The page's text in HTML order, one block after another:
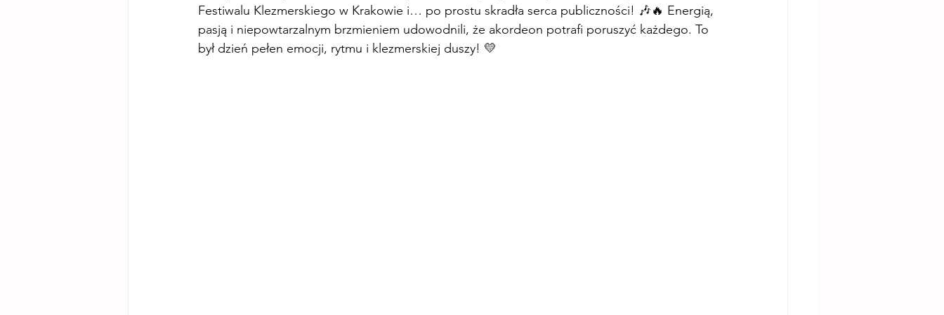
Festiwalu Klezmerskiego w Krakowie i… po prostu skradła serca publiczności! 🎶🔥 Energią,
pasją i niepowtarzalnym brzmieniem udowodnili, że akordeon potrafi poruszyć każdego. To
był dzień pełen emocji, rytmu i klezmerskiej duszy! 💛